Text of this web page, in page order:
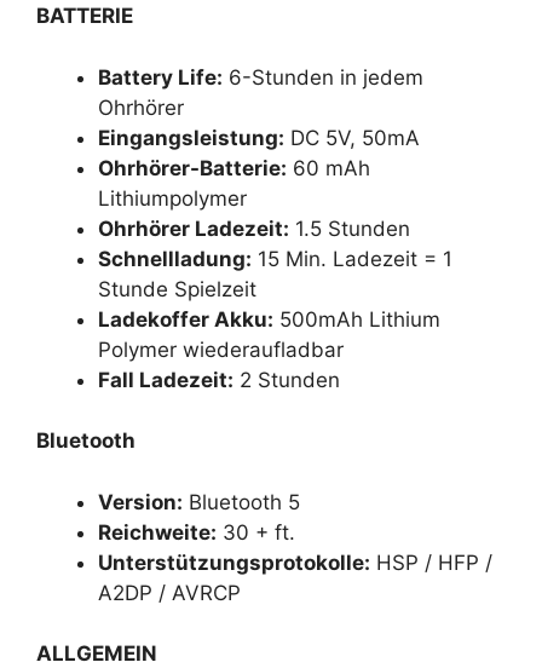
BATTERIE
Battery Life: 6-Stunden in jedem
Ohrhörer
Eingangsleistung: DC 5V, 50mA
Ohrhörer-Batterie: 60 mAh
Lithiumpolymer
Ohrhörer Ladezeit: 1.5 Stunden
Schnellladung: 15 Min. Ladezeit = 1
Stunde Spielzeit
Ladekoffer Akku: 500mAh Lithium
Polymer wiederaufladbar
Fall Ladezeit: 2 Stunden
Bluetooth
Version: Bluetooth 5
Reichweite: 30 + ft.
Unterstützungsprotokolle: HSP / HFP /
A2DP / AVRCP
ALLGEMEIN